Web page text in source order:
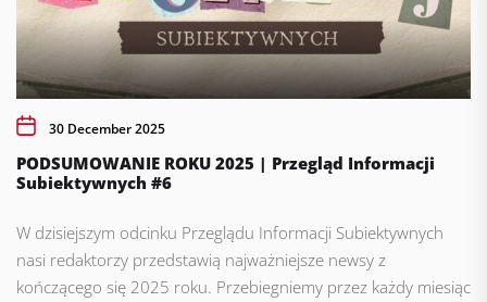
30 December 2025
PODSUMOWANIE ROKU 2025 | Przegląd Informacji
Subiektywnych #6
W dzisiejszym odcinku Przeglądu Informacji Subiektywnych
nasi redaktorzy przedstawią najważniejsze newsy z
kończącego się 2025 roku. Przebiegniemy przez każdy miesiąc